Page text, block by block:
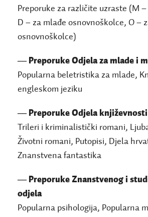
Preporuke za različite uzraste (M
D – za mlađe osnovnoškolce, O –
osnovnoškolce)
―Preporuke Odjela za mlade i
Popularna beletristika za mlade,
engleskom jeziku
―PreporukeOdjela književnosti
Trileri i kriminalistički romani,
Životni romani, Putopisi, Djela
Znanstvena fantastika
―Preporuke Znanstvenog i
odjela
Popularna psihologija, Popularna